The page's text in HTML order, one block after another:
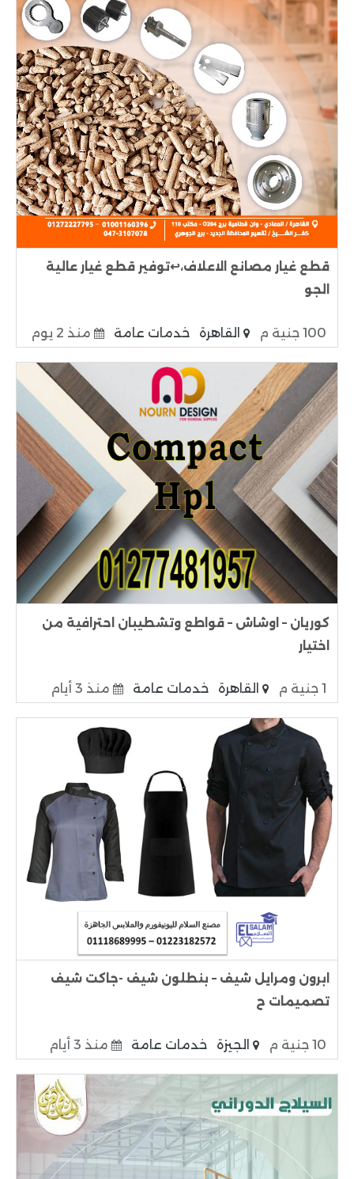
قطع غيار مصانع الاعلاف،↩️توفير قطع غيار عالية
الجو
100 جنية م القاهرة خدمات عامة منذ 2 يوم
كوريان – اوشاش – قواطع وتشطيبان احترافية من
اختيار
1 جنية م القاهرة خدمات عامة منذ 3 أيام
ابرون ومرايل شيف – بنطلون شيف -جاكت شيف
تصميمات ح
10 جنية م الجيزة خدمات عامة منذ 3 أيام